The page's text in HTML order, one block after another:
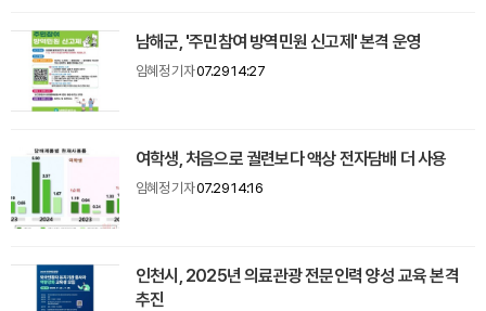
남해군, '주민참여 방역민원 신고제' 본격 운영
임혜정 기자07.29 14:27
여학생, 처음으로 궐련보다 액상 전자담배 더 사용
임혜정 기자07.29 14:16
인천시, 2025년 의료관광 전문인력 양성 교육 본격
추진